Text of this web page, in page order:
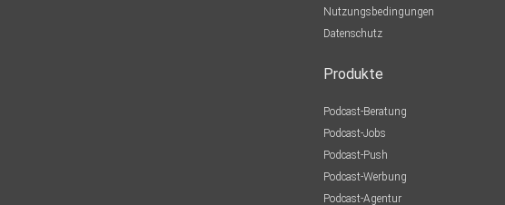
Nutzungsbedingungen
Datenschutz
Produkte
Podcast-Beratung
Podcast-Jobs
Podcast-Push
Podcast-Werbung
Podcast-Agentur